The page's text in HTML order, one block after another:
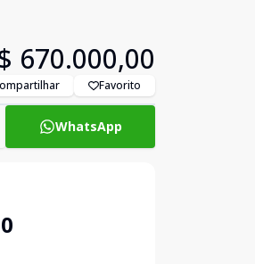
670.000,00
Favorito
WhatsApp